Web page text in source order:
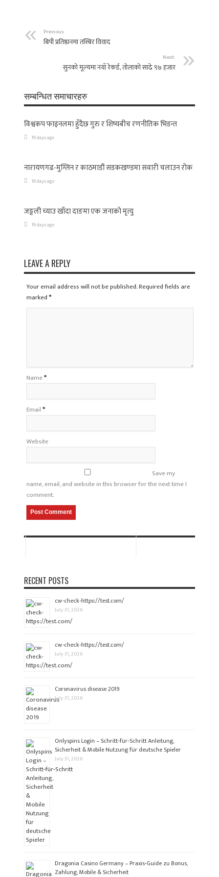
Previous:
बिपी प्रतिष्ठानमा तस्बिर विवाद
Next:
सुनको मूल्यमा नयाँ रेकर्ड, तोलाको साढे ९७ हजार
सम्बन्धित समाचारहरु
विश्वकप फाइनलमा हुँदैछ गुरु र शिष्यबीच रणनीतिक भिडन्त
19 days ago
नारायणगढ-मुग्लिन र काठमाडौं सडकखण्डमा सवारी चलाउन रोक
19 days ago
जङ्गली च्याउ खाँदा दाङमा एक जनाको मृत्यु
19 days ago
LEAVE A REPLY
Your email address will not be published. Required fields are
marked*
Name*
Email*
Website
Save my
name, email, and website in this browser for the next time I
comment.
RECENT POSTS
cw-check-https://test.com/
July 31, 2026
cw-check-https://test.com/
July 31, 2026
Coronavirus disease 2019
July 31, 2026
Onlyspins Login – Schritt‑für‑Schritt Anleitung,
Sicherheit & Mobile Nutzung für deutsche Spieler
July 31, 2026
Dragonia Casino Germany – Praxis‑Guide zu Bonus,
Zahlung, Mobile & Sicherheit